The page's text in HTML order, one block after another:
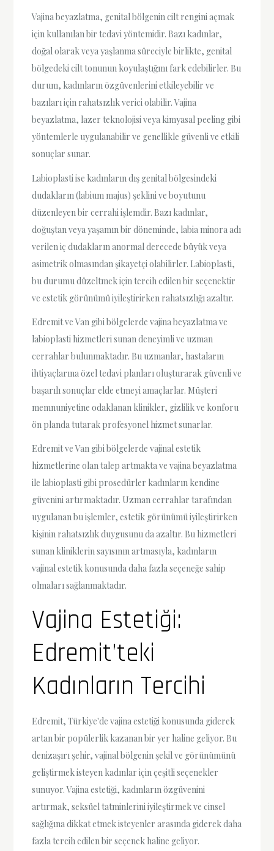
Vajina beyazlatma, genital bölgenin cilt rengini açmak
için kullanılan bir tedavi yöntemidir. Bazı kadınlar,
doğal olarak veya yaşlanma süreciyle birlikte, genital
bölgedeki cilt tonunun koyulaştığını fark edebilirler. Bu
durum, kadınların özgüvenlerini etkileyebilir ve
bazıları için rahatsızlık verici olabilir. Vajina
beyazlatma, lazer teknolojisi veya kimyasal peeling gibi
yöntemlerle uygulanabilir ve genellikle güvenli ve etkili
sonuçlar sunar.
Labioplasti ise kadınların dış genital bölgesindeki
dudakların (labium majus) şeklini ve boyutunu
düzenleyen bir cerrahi işlemdir. Bazı kadınlar,
doğuştan veya yaşamın bir döneminde, labia minora adı
verilen iç dudakların anormal derecede büyük veya
asimetrik olmasından şikayetçi olabilirler. Labioplasti,
bu durumu düzeltmek için tercih edilen bir seçenektir
ve estetik görünümü iyileştirirken rahatsızlığı azaltır.
Edremit ve Van gibi bölgelerde vajina beyazlatma ve
labioplasti hizmetleri sunan deneyimli ve uzman
cerrahlar bulunmaktadır. Bu uzmanlar, hastaların
ihtiyaçlarına özel tedavi planları oluşturarak güvenli ve
başarılı sonuçlar elde etmeyi amaçlarlar. Müşteri
memnuniyetine odaklanan klinikler, gizlilik ve konforu
ön planda tutarak profesyonel hizmet sunarlar.
Edremit ve Van gibi bölgelerde vajinal estetik
hizmetlerine olan talep artmakta ve vajina beyazlatma
ile labioplasti gibi prosedürler kadınların kendine
güvenini artırmaktadır. Uzman cerrahlar tarafından
uygulanan bu işlemler, estetik görünümü iyileştirirken
kişinin rahatsızlık duygusunu da azaltır. Bu hizmetleri
sunan kliniklerin sayısının artmasıyla, kadınların
vajinal estetik konusunda daha fazla seçeneğe sahip
olmaları sağlanmaktadır.
Vajina Estetiği:
Edremit’teki
Kadınların Tercihi
Edremit, Türkiye'de vajina estetiği konusunda giderek
artan bir popülerlik kazanan bir yer haline geliyor. Bu
denizaşırı şehir, vajinal bölgenin şekil ve görünümünü
geliştirmek isteyen kadınlar için çeşitli seçenekler
sunuyor. Vajina estetiği, kadınların özgüvenini
artırmak, seksüel tatminlerini iyileştirmek ve cinsel
sağlığına dikkat etmek isteyenler arasında giderek daha
fazla tercih edilen bir seçenek haline geliyor.